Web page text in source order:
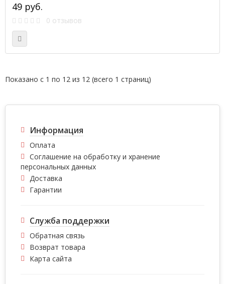
49 руб.
0 отзывов
Показано с 1 по 12 из 12 (всего 1 страниц)
Информация
Оплата
Соглашение на обработку и хранение
персональных данных
Доставка
Гарантии
Служба поддержки
Обратная связь
Возврат товара
Карта сайта